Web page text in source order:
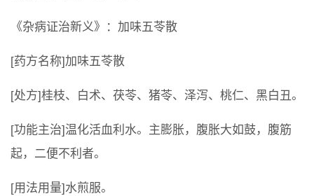
《杂病证治新义》：加味五苓散
[药方名称]加味五苓散
[处方]桂枝、白术、茯苓、猪苓、泽泻、桃仁、黑白丑。
[功能主治]温化活血利水。主膨胀，腹胀大如鼓，腹筋
起，二便不利者。
[用法用量]水煎服。